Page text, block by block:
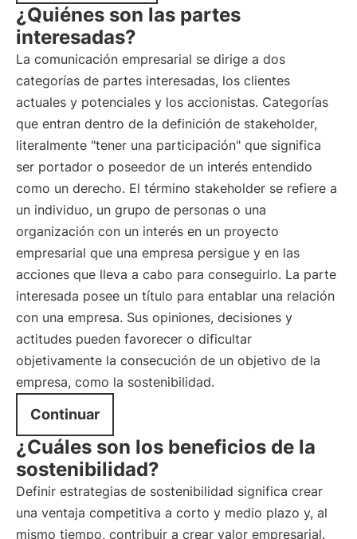
¿Quiénes son las partes
interesadas?
La comunicación empresarial se dirige a dos
categorías de partes interesadas, los clientes
actuales y potenciales y los accionistas. Categorías
que entran dentro de la definición de stakeholder,
literalmente "tener una participación" que significa
ser portador o poseedor de un interés entendido
como un derecho. El término stakeholder se refiere a
un individuo, un grupo de personas o una
organización con un interés en un proyecto
empresarial que una empresa persigue y en las
acciones que lleva a cabo para conseguirlo. La parte
interesada posee un título para entablar una relación
con una empresa. Sus opiniones, decisiones y
actitudes pueden favorecer o dificultar
objetivamente la consecución de un objetivo de la
empresa, como la sostenibilidad.
Continuar
¿Cuáles son los beneficios de la
sostenibilidad?
Definir estrategias de sostenibilidad significa crear
una ventaja competitiva a corto y medio plazo y, al
mismo tiempo, contribuir a crear valor empresarial.